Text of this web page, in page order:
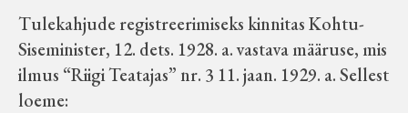
Tuletõrje
Õpperada
Tulekahjude registreerimiseks kinnitas Kohtu-
Siseminister, 12. dets. 1928. a. vastava määruse, mis
ilmus “Riigi Teatajas” nr. 3 11. jaan. 1929. a. Sellest
loeme: